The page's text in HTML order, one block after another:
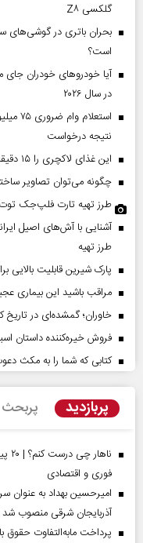
گلکسی Z۸
است؟
آیا خودروهای خودران
در سال ۲۰۲۶
نتیجه درخواست
این غذای لاکچری را ۱۵ دقیقه‌ای آماده کنید
چگونه می‌توان تصاویر
طرز تهیه تارت فلپ‌جک
آشنایی با آش‌های اصیل
طرز تهیه
پارک شیرین قابلیت‌ بالایی
مراقب باشید این بیماری
خاوران؛ گمشده‌ای در تاریخ
فروش خیره‌کننده داستان اسباب‌بازی ۵؛ بزرگ‌ترین افتتاحیه
کتابی که شما را به مکث
پربازدید پربحث
فوری و اقتصادی
امیرحسین بهداد به
آذربایجان شرقی منصوب شد
پرداخت مابه‌التفاوت حقوق